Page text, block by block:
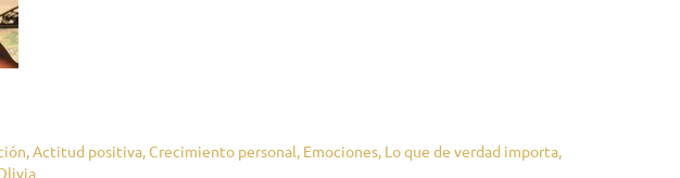
,Actitud positiva,Crecimiento personal, Emociones, Lo que de verdad importa,